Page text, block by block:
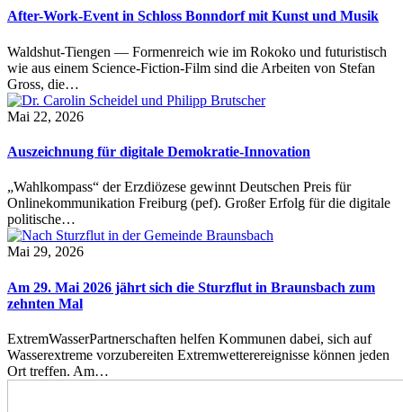
After-Work-Event in Schloss Bonndorf mit Kunst und Musik
Waldshut-Tiengen — Formenreich wie im Rokoko und futuristisch
wie aus einem Science-Fiction-Film sind die Arbeiten von Stefan
Gross, die…
Mai 22, 2026
Auszeichnung für digitale Demokratie-Innovation
„Wahlkompass“ der Erzdiözese gewinnt Deutschen Preis für
Onlinekommunikation Freiburg (pef). Großer Erfolg für die digitale
politische…
Mai 29, 2026
Am 29. Mai 2026 jährt sich die Sturzflut in Braunsbach zum
zehnten Mal
ExtremWasserPartnerschaften helfen Kommunen dabei, sich auf
Wasserextreme vorzubereiten Extremwetterereignisse können jeden
Ort treffen. Am…